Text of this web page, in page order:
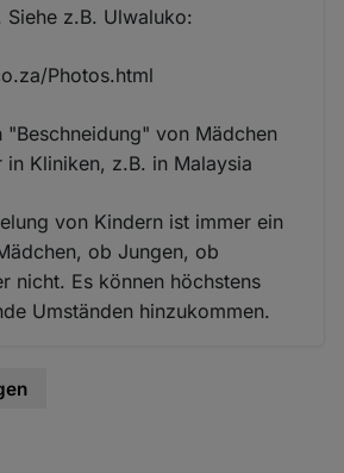
z.B. Ulwaluko:
Photos.html
"Beschneidung" von Mädchen
Kliniken, z.B. in Malaysia
von Kindern ist immer ein
ob Jungen, ob
nicht. Es können höchstens
Umständen hinzukommen.